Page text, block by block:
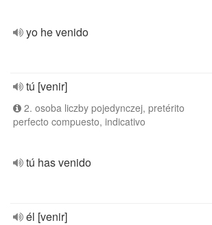
yo he venido
tú [venir]
2. osoba liczby pojedynczej, pretérito
perfecto compuesto, indicativo
tú has venido
él [venir]